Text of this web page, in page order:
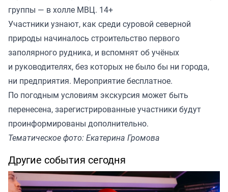
группы — в холле МВЦ. 14+
Участники узнают, как среди суровой северной
природы начиналось строительство первого
заполярного рудника, и вспомнят об учёных
и руководителях, без которых не было бы ни города,
ни предприятия. Мероприятие бесплатное.
По погодным условиям экскурсия может быть
перенесена, зарегистрированные участники будут
проинформированы дополнительно.
Тематическое фото: Екатерина Громова
Другие события сегодня